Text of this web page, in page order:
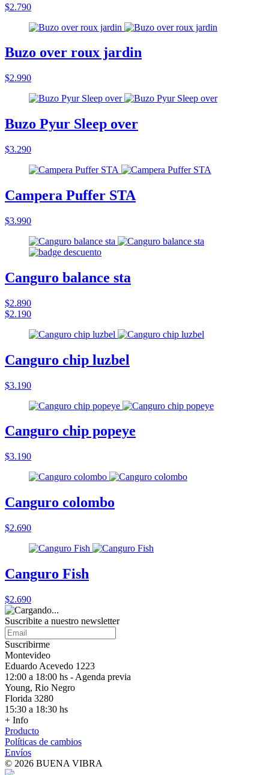
$2.790
Buzo over roux jardin
$2.990
Buzo Pyur Sleep over
$3.290
Campera Puffer STA
$3.990
Canguro balance sta
$2.890
$2.190
Canguro chip luzbel
$3.190
Canguro chip popeye
$3.190
Canguro colombo
$2.690
Canguro Fish
$2.690
Suscribite a nuestro newsletter
Suscribirme
Montevideo
Eduardo Acevedo 1223
12:00 a 18:00 hs - Agenda previa
Young, Rio Negro
Florida 3280
15:30 a 18:30 hs
+ Info
Producto
Políticas de cambios
Envíos
© 2026 BUENA VIBRA